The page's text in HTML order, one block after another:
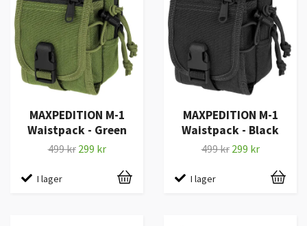
MAXPEDITION M-1
Waistpack - Green
499 kr 299 kr
I lager
MAXPEDITION M-1
Waistpack - Black
499 kr 299 kr
I lager